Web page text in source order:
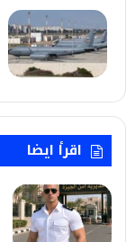
اقرأ ايضا